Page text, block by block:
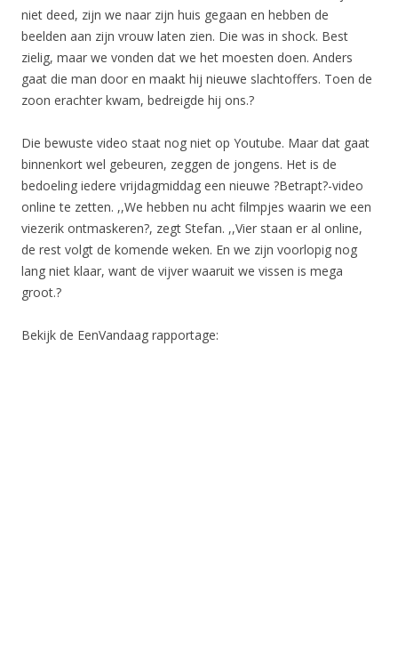
niet deed, zijn we naar zijn huis gegaan en hebben de
beelden aan zijn vrouw laten zien. Die was in shock. Best
zielig, maar we vonden dat we het moesten doen. Anders
gaat die man door en maakt hij nieuwe slachtoffers. Toen de
zoon erachter kwam, bedreigde hij ons.?
Die bewuste video staat nog niet op Youtube. Maar dat gaat
binnenkort wel gebeuren, zeggen de jongens. Het is de
bedoeling iedere vrijdagmiddag een nieuwe ?Betrapt?-video
online te zetten. ,,We hebben nu acht filmpjes waarin we een
viezerik ontmaskeren?, zegt Stefan. ,,Vier staan er al online,
de rest volgt de komende weken. En we zijn voorlopig nog
lang niet klaar, want de vijver waaruit we vissen is mega
groot.?
Bekijk de EenVandaag rapportage: